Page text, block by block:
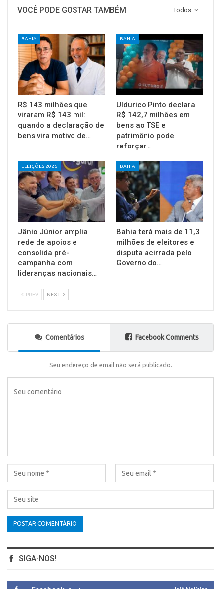
Todos
VOCÊ PODE GOSTAR TAMBÉM
BAHIA
R$ 143 milhões que
viraram R$ 143 mil:
quando a declaração de
bens vira motivo de…
BAHIA
Uldurico Pinto declara
R$ 142,7 milhões em
bens ao TSE e
patrimônio pode
reforçar…
ELEIÇÕES 2026
Jânio Júnior amplia
rede de apoios e
consolida pré-
campanha com
lideranças nacionais…
BAHIA
Bahia terá mais de 11,3
milhões de eleitores e
disputa acirrada pelo
Governo do…
PREV NEXT
Comentários Facebook Comments
Seu endereço de email não será publicado.
SIGA-NOS!